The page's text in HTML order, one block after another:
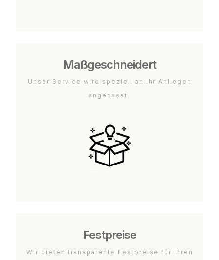
Maßgeschneidert
Unser Service wird speziell an Ihr Anliegen
angepasst.
Festpreise
Wir bieten transparente Festpreise für Ihren